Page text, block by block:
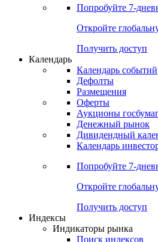
Валютные и
Корпоративные
Попробуйте7-
Откройте
Получить доступ
Календарь
Календарь событий
Дефолты
Размещения
Оферты
Денежный рынок
Календарь
Попробуйте7-
Откройте